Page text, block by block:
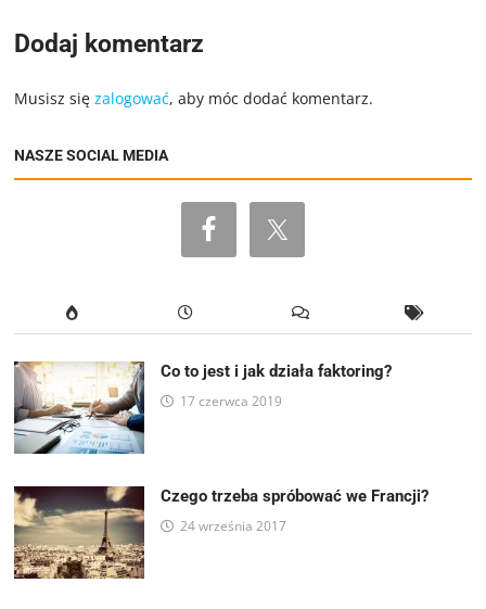
Dodaj komentarz
Musisz sięzalogować, aby móc dodać komentarz.
NASZE SOCIAL MEDIA
Co to jest i jak działa faktoring?
17 czerwca 2019
Czego trzeba spróbować we Francji?
24 września 2017